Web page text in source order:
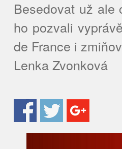
Besedovat už
ho pozvali
de France i
Lenka Zvonková